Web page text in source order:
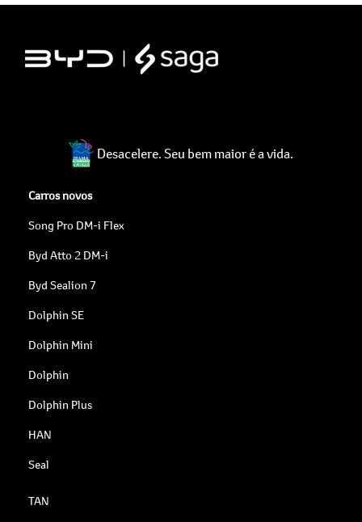
Desacelere. Seu bem maior é a vida.
Carros novos
Song Pro DM-i Flex
Byd Atto 2 DM-i
Byd Sealion 7
Dolphin SE
Dolphin Mini
Dolphin
Dolphin Plus
HAN
Seal
TAN